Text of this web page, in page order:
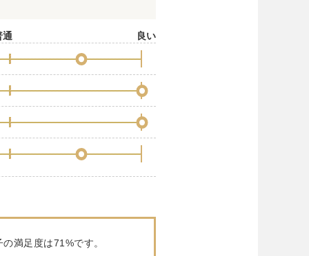
通 良い
満足度は71%です。